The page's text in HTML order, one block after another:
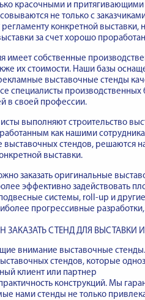
красочными и
не только с
регламенту конкретной
за счет хорошо
имеет собственные
их стоимости. Наши базы
выставочные стенды
специалисты
в своей профессии.
выполняют строительство
как нашими
выставочных стендов, решаются
выставки.
заказать оригинальные
эффективно задействовать
системы, roll-up и
прогрессивные
ЗАКАЗАТЬ СТЕНД ДЛЯ ВЫСТАВКИ
внимание выставочные стенды
стендов, которые
клиент или партнер
конструкций. Мы
нами стенды не только